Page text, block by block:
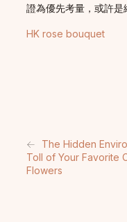
證為優先考量，或許是
HK rose bouquet
←
The Hidden
Toll of Your Favorite
Flowers